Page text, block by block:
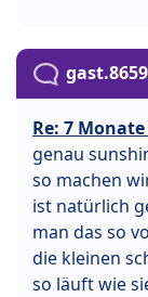
Re: 7
genau
so machen
ist natürlich
man das so
die kleinen
so läuft wie